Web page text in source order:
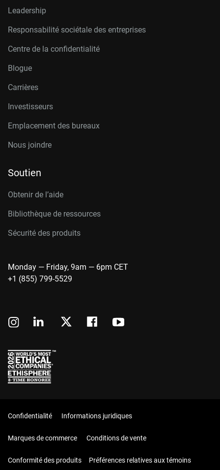
Leadership
Responsabilité sociétale des entreprises
Centre de la confidentialité
Blogue
Carrières
Investisseurs
Emplacement des bureaux
Nous joindre
Soutien
Obtenir de l’aide
Bibliothèque de ressources
Sécurité des produits
Monday — Friday, 9am — 6pm CET
+1 (855) 799-5529
Confidentialité Informations juridiques
Marques de commerce Conditions de vente
Conformité des produits Préférences relatives aux témoins